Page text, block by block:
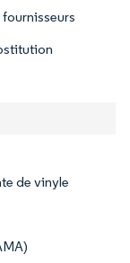
de vinyle